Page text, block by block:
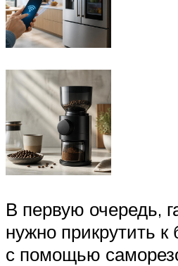
В первую очередь,
нужно прикрутить
с помощью